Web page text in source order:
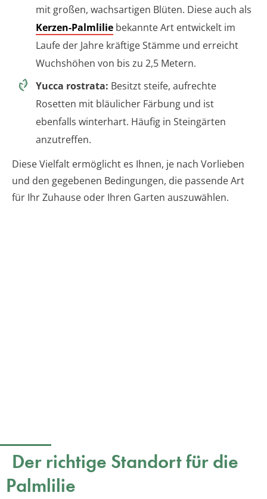
mit großen, wachsartigen Blüten. Diese auch als
Kerzen-Palmlilie bekannte Art entwickelt im
Laufe der Jahre kräftige Stämme und erreicht
Wuchshöhen von bis zu 2,5 Metern.
Yucca rostrata: Besitzt steife, aufrechte
Rosetten mit bläulicher Färbung und ist
ebenfalls winterhart. Häufig in Steingärten
anzutreffen.
Diese Vielfalt ermöglicht es Ihnen, je nach Vorlieben
und den gegebenen Bedingungen, die passende Art
für Ihr Zuhause oder Ihren Garten auszuwählen.
Der richtige Standort für die
Palmlilie